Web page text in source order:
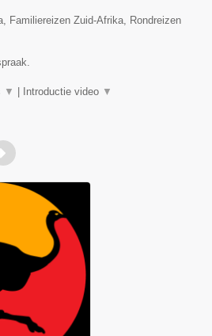
Familiereizen Zuid-Afrika, Rondreizen
▼ | Introductie video ▼